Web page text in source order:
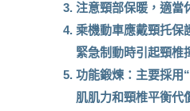
注意頸部保暖，適當
乘機動車應戴頸托保
緊急制動時引起頸椎
功能鍛煉：主要採用
肌肌力和頸椎平衡代